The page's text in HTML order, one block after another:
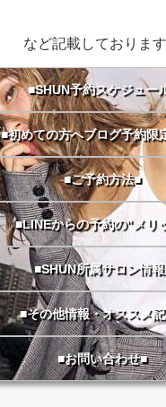
など記載しております
■SHUN予約スケジュー
■初めての方へブログ予約限
■ご予約方法■
■LINEからの予約の"メリ
■SHUN所属サロン情
■その他情報・オススメ
■お問い合わせ■